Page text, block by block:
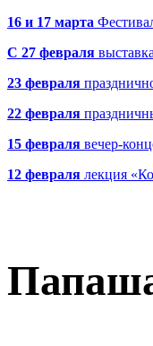
16 и 17 марта
С 27 февраля
23 февраля
22 февраля
15 февраля вечер-
12 февраля лекция